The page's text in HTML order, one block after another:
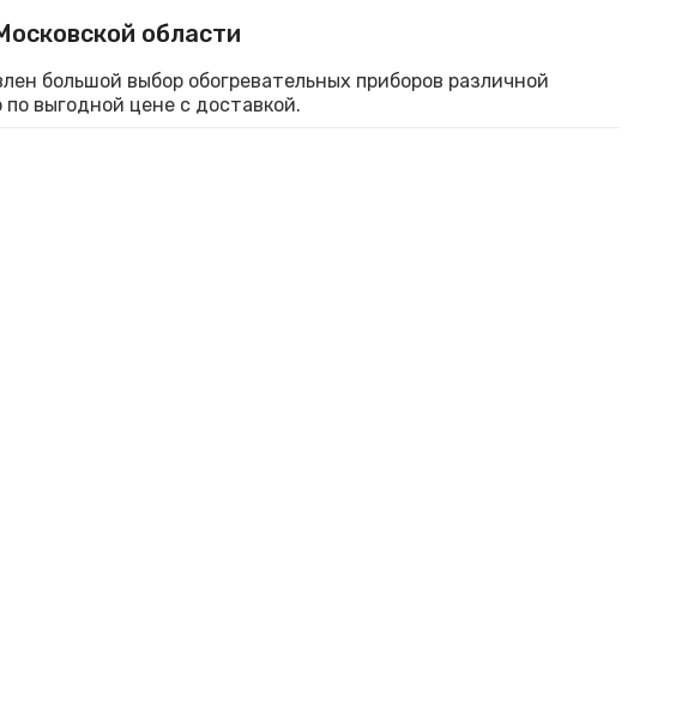
области
большой выбор обогревательных приборов различной
выгодной цене с доставкой.